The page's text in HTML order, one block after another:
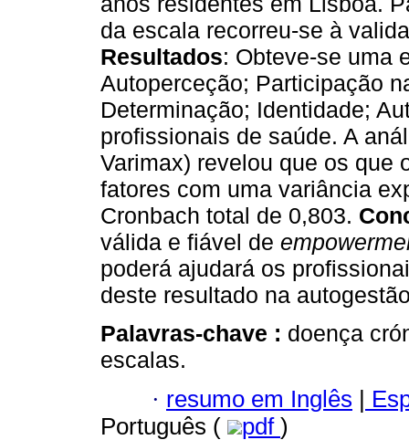
da escala recorreu-se à
Resultados: Obteve-se uma
Autoperceção; Participação
Determinação; Identidade;
profissionais de saúde. A
Varimax) revelou que os que
fatores com uma variância
Cronbach total de 0,803.
válida e fiável de
poderá ajudará os
deste resultado na
Palavras-chave : doença
escalas.
· resumo em Inglês |
Português (
pdf )